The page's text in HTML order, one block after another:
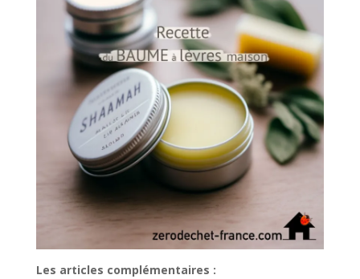
Les articles complémentaires :